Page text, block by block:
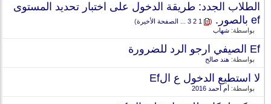
الطلاب الجدد: طريقة الدخول على اختبار تحديد المستوى
ef بالصور.
(
1
2
3
... الصفحة الأخيرة)
بواسطة:شهاب
Ef الصيفي ارجو الرد للضرورة
بواسطة:هند صالح
لا استطيع الدخول ع الEf
بواسطة:أم أحمد 2016